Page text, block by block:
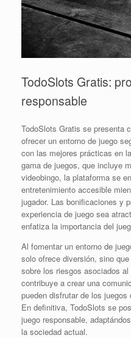
TodoSlots Gratis:
responsable
TodoSlots Gratis se presenta
ofrecer un entorno de juego
con las mejores prácticas en
gama de juegos, que incluye
videobingo, la plataforma se
entretenimiento accesible
jugador. Las bonificaciones y
experiencia de juego sea
enfatiza la importancia del
Al fomentar un entorno de
solo ofrece diversión, sino
sobre los riesgos asociados
contribuye a crear una
pueden disfrutar de los
En definitiva, TodoSlots se
juego responsable,
la sociedad actual.